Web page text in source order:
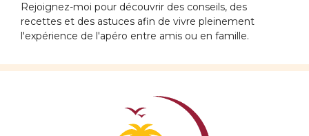
Rejoignez-moi pour découvrir des conseils, des
recettes et des astuces afin de vivre pleinement
l'expérience de l'apéro entre amis ou en famille.